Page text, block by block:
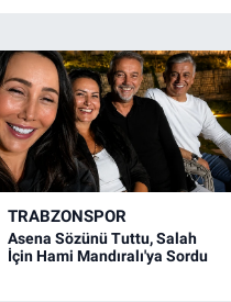
TRABZONSPOR
Asena Sözünü Tuttu, Salah
İçin Hami Mandıralı'ya Sordu